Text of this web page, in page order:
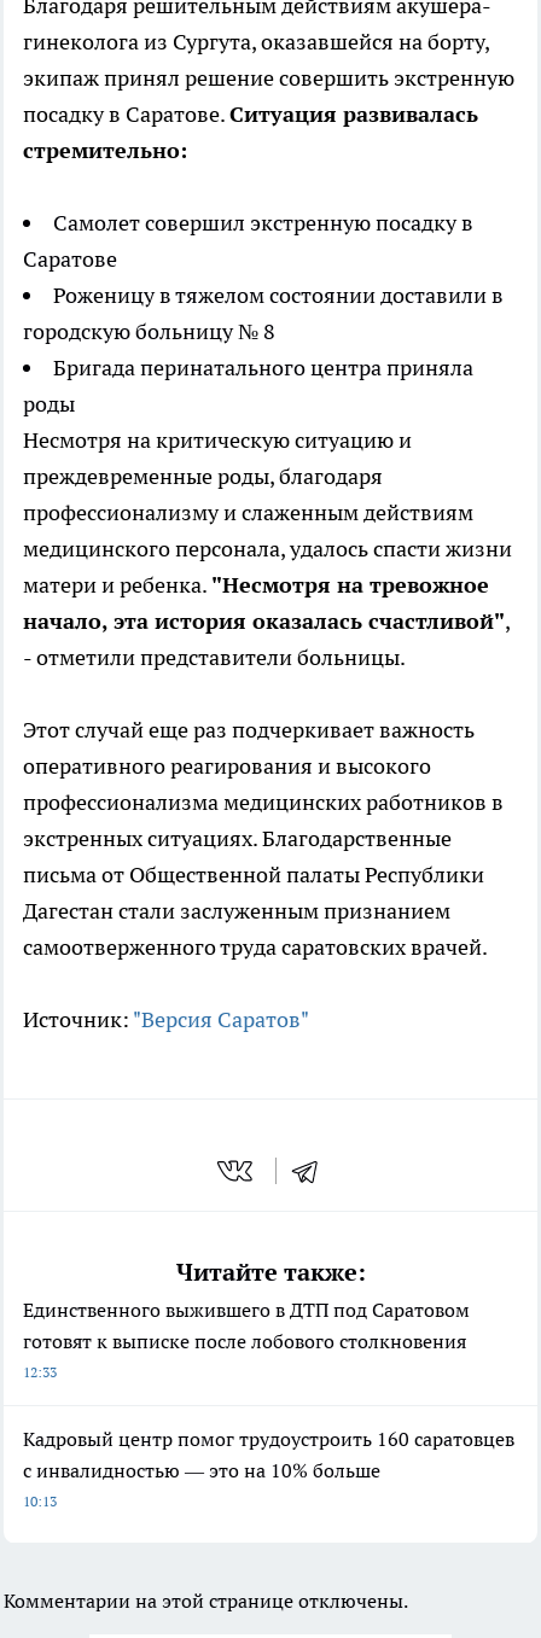
Благодаря решительным действиям акушера-
гинеколога из Сургута, оказавшейся на борту,
экипаж принял решение совершить экстренную
посадку в Саратове.Ситуация развивалась
стремительно:
Самолет совершил экстренную посадку в
Саратове
Роженицу в тяжелом состоянии доставили в
городскую больницу № 8
Бригада перинатального центра приняла
роды
Несмотря на критическую ситуацию и
преждевременные роды, благодаря
профессионализму и слаженным действиям
медицинского персонала, удалось спасти жизни
матери и ребенка. "Несмотря на тревожное
начало, эта история оказалась счастливой",
- отметили представители больницы.
Этот случай еще раз подчеркивает важность
оперативного реагирования и высокого
профессионализма медицинских работников в
экстренных ситуациях. Благодарственные
письма от Общественной палаты Республики
Дагестан стали заслуженным признанием
самоотверженного труда саратовских врачей.
Источник: "Версия Саратов"
Читайте также:
Единственного выжившего в ДТП под Саратовом
готовят к выписке после лобового столкновения
12:33
Кадровый центр помог трудоустроить 160 саратовцев
с инвалидностью — это на 10% больше
10:13
Комментарии на этой странице отключены.